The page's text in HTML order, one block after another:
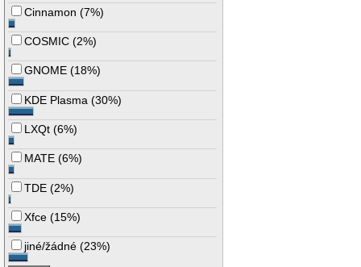
Cinnamon (7%)
COSMIC (2%)
GNOME (18%)
KDE Plasma (30%)
LXQt (6%)
MATE (6%)
TDE (2%)
Xfce (15%)
jiné/žádné (23%)